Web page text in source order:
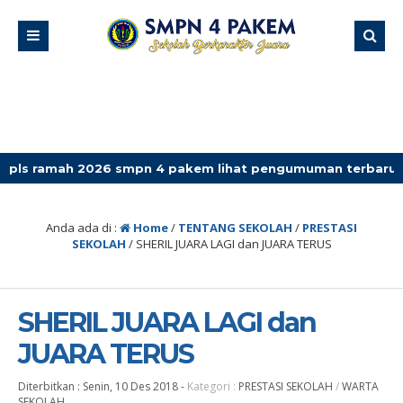
smpn 4 pakem lihat pengumuman terbaru
Anda ada di : Home/ TENTANG SEKOLAH / PRESTASI
SEKOLAH / SHERIL JUARA LAGI dan JUARA TERUS
SHERIL JUARA LAGI dan
JUARA TERUS
Diterbitkan : Senin, 10 Des 2018- Kategori : PRESTASI SEKOLAH /WARTA